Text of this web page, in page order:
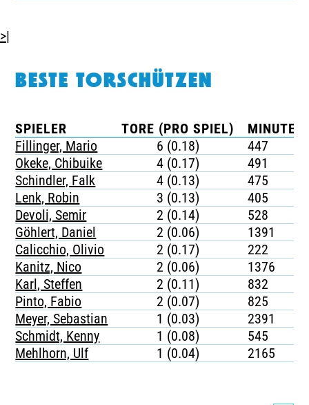
>|
BESTE TORSCHÜTZEN
SPIELER TORE (PRO SPIEL)
Fillinger, Mario
6 (0.18)
447
Okeke, Chibuike
4 (0.17)
491
Schindler, Falk
4 (0.13)
475
Lenk, Robin
3 (0.13)
405
Devoli, Semir
2 (0.14)
528
Göhlert, Daniel
2 (0.06)
1391
Calicchio, Olivio
2 (0.17)
222
Kanitz, Nico
2 (0.06)
1376
Karl, Steffen
2 (0.11)
832
Pinto, Fabio
2 (0.07)
825
Meyer, Sebastian
1 (0.03)
2391
Schmidt, Kenny
1 (0.08)
545
Mehlhorn, Ulf
1 (0.04) 2165